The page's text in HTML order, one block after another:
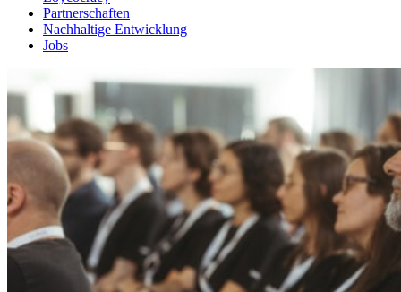
Partnerschaften
Nachhaltige Entwicklung
Jobs